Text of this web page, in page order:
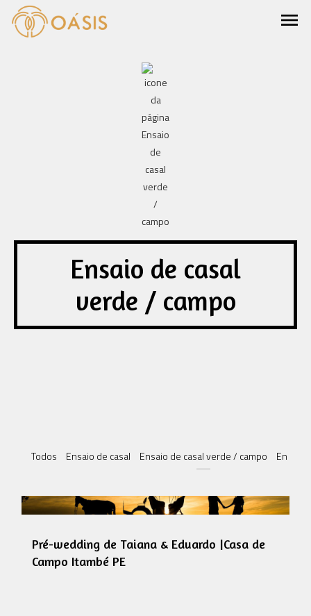
menu
Ensaio de casal
verde / campo
Todos Ensaio de casal Ensaio de casal verde / campo Ensaio
Pré-wedding de Taiana & Eduardo |Casa de
Campo Itambé PE